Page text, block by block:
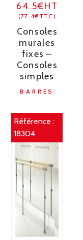
64.5€HT
(77.4€TTC)
Consoles
murales
fixes –
Consoles
simples
BARRES
Référence :
18304